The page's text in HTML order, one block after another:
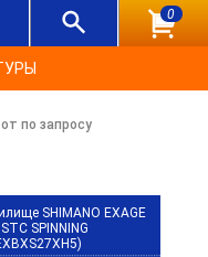
0
по запросу
SHIMANO EXAGE
SPINNING